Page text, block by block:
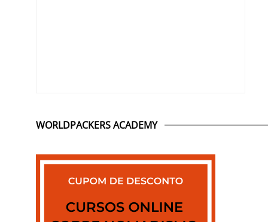
WORLDPACKERS ACADEMY